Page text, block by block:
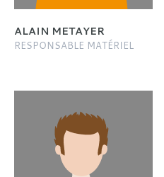
ALAIN METAYER
RESPONSABLE MATÉRIEL